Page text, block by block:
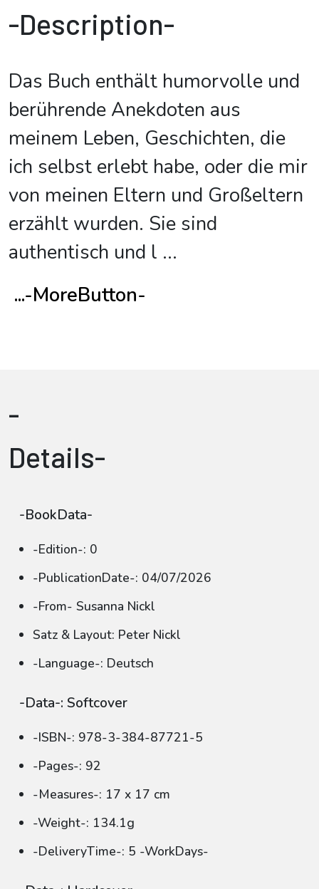
-Description-
Das Buch enthält humorvolle und
berührende Anekdoten aus
meinem Leben, Geschichten, die
ich selbst erlebt habe, oder die mir
von meinen Eltern und Großeltern
erzählt wurden. Sie sind
authentisch und l ...
...-MoreButton-
-
Details-
-BookData-
-Edition-: 0
-PublicationDate-: 04/07/2026
-From- Susanna Nickl
Satz & Layout: Peter Nickl
-Language-: Deutsch
-Data-: Softcover
-ISBN-: 978-3-384-87721-5
-Pages-: 92
-Measures-: 17 x 17 cm
-Weight-: 134.1g
-DeliveryTime-: 5 -WorkDays-